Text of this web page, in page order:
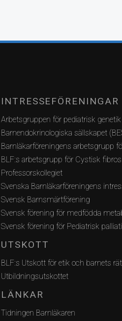
INTRESSEFÖRENINGAR
Arbetsgruppen för pediatrisk genetik
Barnendokrinologiska sällskapet
Barnläkarföreningens arbetsgrupp
BLF:s arbetsgrupp för Cystisk fibros
Professorskollegiet
Svenska Barnläkarföreningens
Svensk Barnsmärtförening
Svensk förening för medfödda
Svensk förening för Pediatrisk
UTSKOTT
BLF:s Utskott för etik och barnets
Utbildningsutskottet
LÄNKAR
Tidningen Barnläkaren